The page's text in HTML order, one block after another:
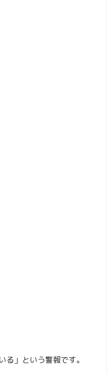
る」という警報です。